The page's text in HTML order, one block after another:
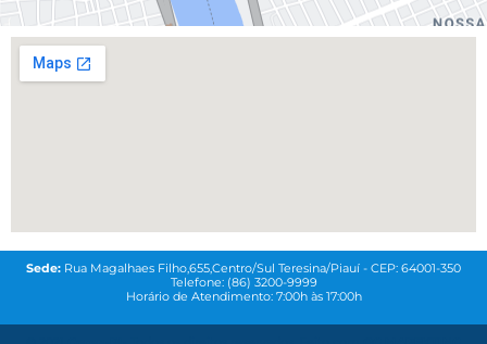
Sede: Rua Magalhaes Filho,655,Centro/Sul Teresina/Piauí - CEP: 64001-350
Telefone: (86) 3200-9999
Horário de Atendimento: 7:00h às 17:00h